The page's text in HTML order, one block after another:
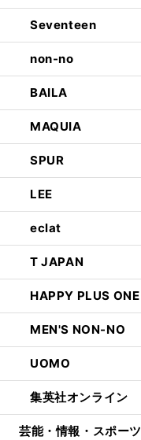
Seventeen
non-no
BAILA
MAQUIA
SPUR
LEE
eclat
T JAPAN
HAPPY PLUS ONE
MEN'S NON-NO
UOMO
集英社オンライン
芸能・情報・スポーツ